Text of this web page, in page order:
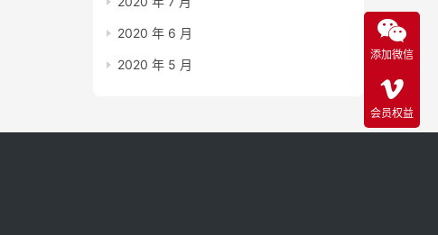
2020 年 6 月
2020 年 5 月
添加微信
会员权益